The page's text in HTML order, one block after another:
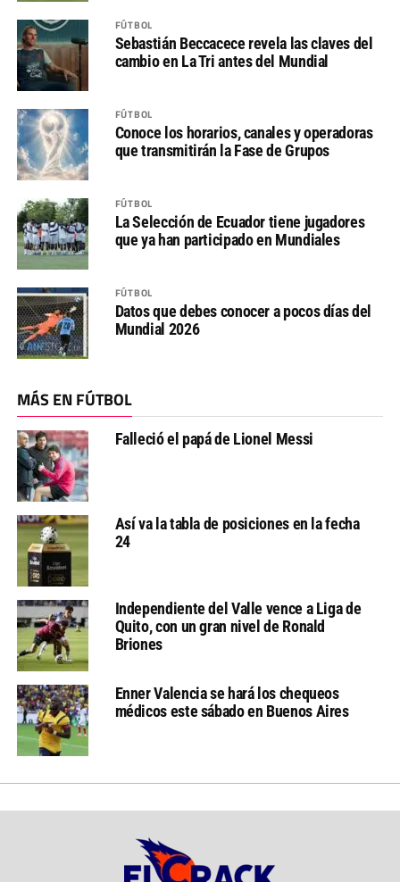
FÚTBOL
Sebastián Beccacece revela las claves del
cambio en La Tri antes del Mundial
FÚTBOL
Conoce los horarios, canales y operadoras
que transmitirán la Fase de Grupos
FÚTBOL
La Selección de Ecuador tiene jugadores
que ya han participado en Mundiales
FÚTBOL
Datos que debes conocer a pocos días del
Mundial 2026
MÁS EN FÚTBOL
Falleció el papá de Lionel Messi
Así va la tabla de posiciones en la fecha
24
Independiente del Valle vence a Liga de
Quito, con un gran nivel de Ronald
Briones
Enner Valencia se hará los chequeos
médicos este sábado en Buenos Aires